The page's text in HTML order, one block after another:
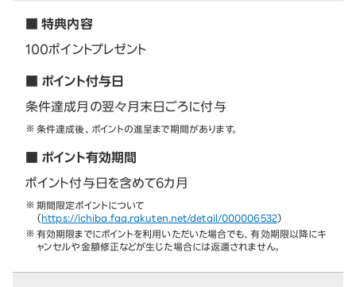
■ 特典内容
100ポイントプレゼント
■ ポイント付与日
条件達成月の翌々月末日ごろに付与
条件達成後、ポイントの進呈まで期間があります。
■ ポイント有効期間
ポイント付与日を含めて6カ月
期間限定ポイントについて
（https://ichiba.faq.rakuten.net/detail/000006532）
有効期限までにポイントを利用いただいた場合でも、有効期限以降にキ
ャンセルや金額修正などが生じた場合には返還されません。